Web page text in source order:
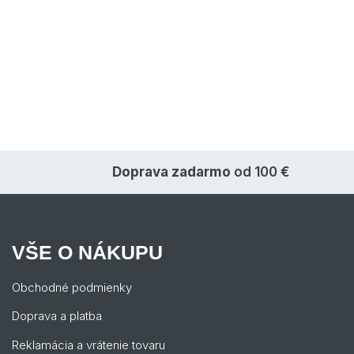
Doprava zadarmo od 100 €
VŠE O NÁKUPU
Obchodné podmienky
Doprava a platba
Reklamácia a vrátenie tovaru